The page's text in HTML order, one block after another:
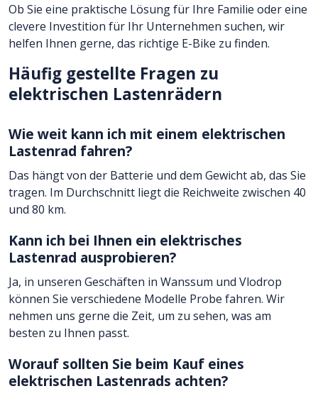
Ob Sie eine praktische Lösung für Ihre Familie oder eine
clevere Investition für Ihr Unternehmen suchen, wir
helfen Ihnen gerne, das richtige E-Bike zu finden.
Häufig gestellte Fragen zu
elektrischen Lastenrädern
Wie weit kann ich mit einem elektrischen
Lastenrad fahren?
Das hängt von der Batterie und dem Gewicht ab, das Sie
tragen. Im Durchschnitt liegt die Reichweite zwischen 40
und 80 km.
Kann ich bei Ihnen ein elektrisches
Lastenrad ausprobieren?
Ja, in unseren Geschäften in Wanssum und Vlodrop
können Sie verschiedene Modelle Probe fahren. Wir
nehmen uns gerne die Zeit, um zu sehen, was am
besten zu Ihnen passt.
Worauf sollten Sie beim Kauf eines
elektrischen Lastenrads achten?